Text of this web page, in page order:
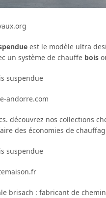
est le modèle ultra
un système de chauffe bois
andorre.com
découvrez nos collections
des économies de
brisach : fabricant de